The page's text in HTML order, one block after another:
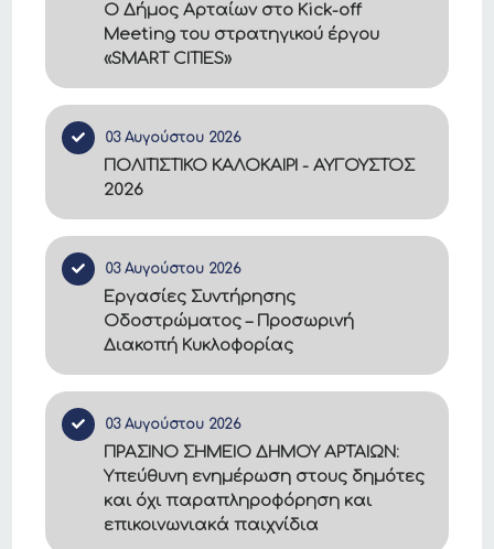
Ο Δήμος Αρταίων στο Kick-off
Meeting του στρατηγικού έργου
«SMART CITIES»
03 Αυγούστου 2026
ΠΟΛΙΤΙΣΤΙΚΟ ΚΑΛΟΚΑΙΡΙ - ΑΥΓΟΥΣΤΟΣ
2026
03 Αυγούστου 2026
Εργασίες Συντήρησης
Οδοστρώματος – Προσωρινή
Διακοπή Κυκλοφορίας
03 Αυγούστου 2026
ΠΡΑΣΙΝΟ ΣΗΜΕΙΟ ΔΗΜΟΥ ΑΡΤΑΙΩΝ:
Υπεύθυνη ενημέρωση στους δημότες
και όχι παραπληροφόρηση και
επικοινωνιακά παιχνίδια